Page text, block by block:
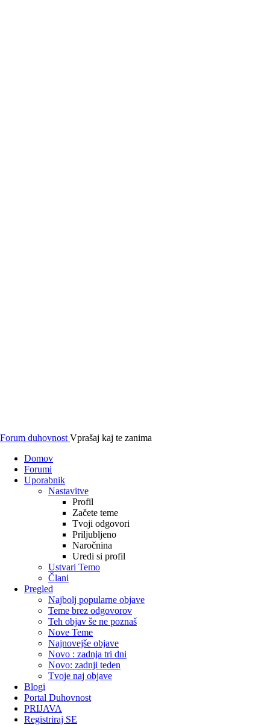
Forum duhovnost Vprašaj kaj te zanima
Domov
Forumi
Uporabnik
Nastavitve
Profil
Začete teme
Tvoji odgovori
Priljubljeno
Naročnina
Uredi si profil
Ustvari Temo
Člani
Pregled
Najbolj popularne objave
Teme brez odgovorov
Teh objav še ne poznaš
Nove Teme
Najnovejše objave
Novo : zadnja tri dni
Novo: zadnji teden
Tvoje naj objave
Blogi
Portal Duhovnost
PRIJAVA
Registriraj SE